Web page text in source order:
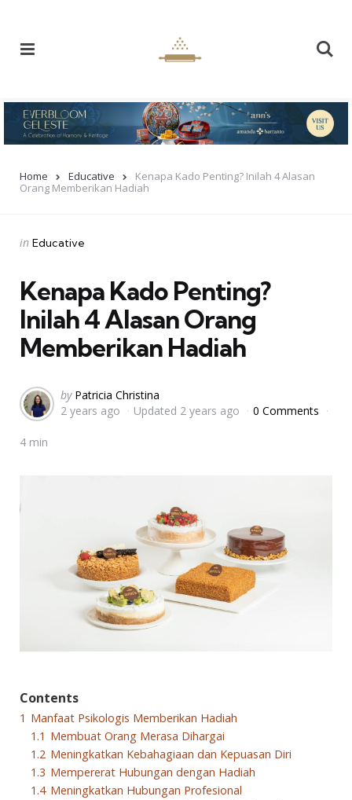
Home Educative
Kenapa Kado Penting? Inilah 4 Alasan
Orang Memberikan Hadiah
Categories
Posted
in Educative
Kenapa Kado Penting?
Inilah 4 Alasan Orang
Memberikan Hadiah
Posted
by
by Patricia Christina
2 years ago
Updated 2 years ago 0 Comments
4 min
Contents
1 Manfaat Psikologis Memberikan Hadiah
1.1 Membuat Orang Merasa Dihargai
1.2 Meningkatkan Kebahagiaan dan Kepuasan Diri
1.3 Mempererat Hubungan dengan Hadiah
1.4 Meningkatkan Hubungan Profesional